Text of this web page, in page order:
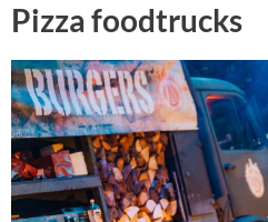
Pizza foodtrucks